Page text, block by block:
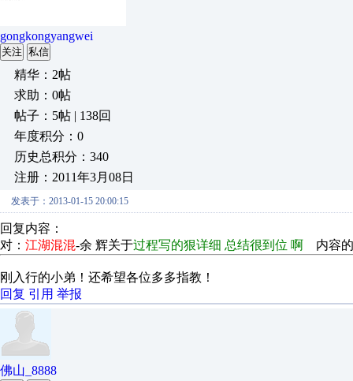
gongkongyangwei
关注 私信
精华：2帖
求助：0帖
帖子：5帖 | 138回
年度积分：0
历史总积分：340
注册：2011年3月08日
发表于：2013-01-15 20:00:15
回复内容：
对： 江湖混混-余 辉关于过程写的狠详细 总结很到位 啊 内容
刚入行的小弟！还希望各位多多指教！
回复 引用 举报
佛山_8888